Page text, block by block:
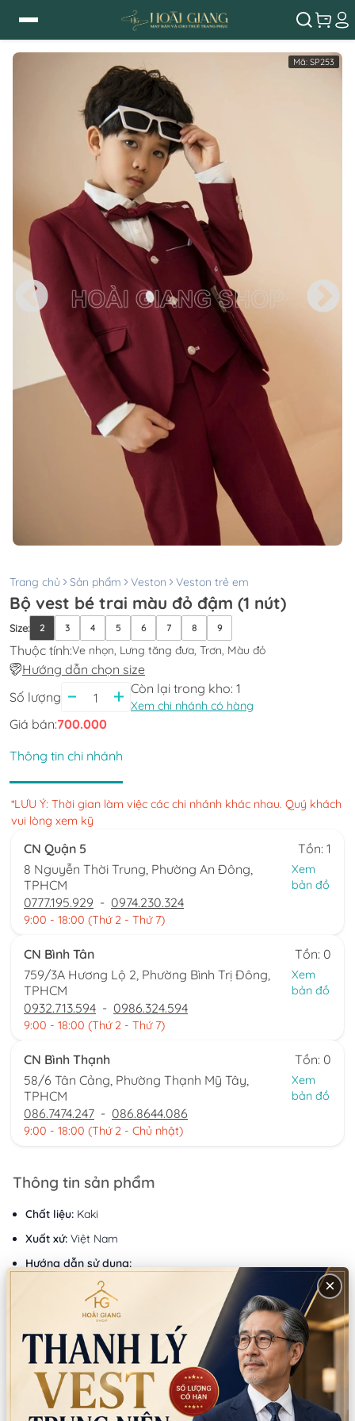
Mã: SP253
Trang chủ Sản phẩm Veston Veston trẻ em
Bộ vest bé trai màu đỏ đậm (1 nút)
Size: 2 3 4 5 6 7 8 9
Thuộc tính:Ve nhọn, Lưng tăng đưa, Trơn, Màu đỏ
Hướng dẫn chọn size
Số lượng
Còn lại trong kho: 1
Xem chi nhánh có hàng
Giá bán:700.000
Thông tin chi nhánh
*LƯU Ý: Thời gian làm việc các chi nhánh khác nhau. Quý khách
vui lòng xem kỹ
CN Quận 5
Tồn: 1
8 Nguyễn Thời Trung, Phường An Đông,
TPHCM
Xem
bản đồ
0777.195.929 - 0974.230.324
9:00 - 18:00 (Thứ 2 - Thứ 7)
CN Bình Tân
Tồn: 0
759/3A Hương Lộ 2, Phường Bình Trị Đông,
TPHCM
Xem
bản đồ
0932.713.594 - 0986.324.594
9:00 - 18:00 (Thứ 2 - Thứ 7)
CN Bình Thạnh
Tồn: 0
58/6 Tân Cảng, Phường Thạnh Mỹ Tây,
TPHCM
Xem
bản đồ
086.7474.247 - 086.8644.086
9:00 - 18:00 (Thứ 2 - Chủ nhật)
Thông tin sản phẩm
Chất liệu: Kaki
Xuất xứ: Việt Nam
Hướng dẫn sử dụng:
Không dùng thuốc tẩy Không giặt bằng nước sôi
Gợi ý mua kèm
SƠ MI TRẺ EM MÀU TRẮNG
TAY DÀI (ÁO,12)
Mã:
NƠ ĐEO CỔ TRẺ EM HỌA
TIẾT (CÁI)
Mã:SP10825
×